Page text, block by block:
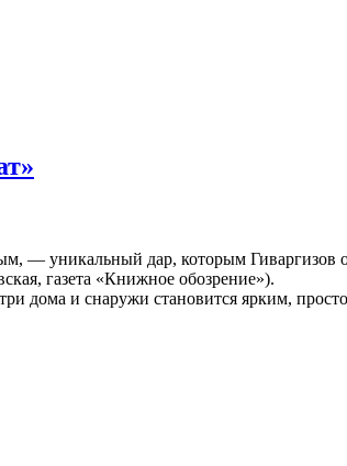
— уникальный дар, которым
газета «Книжное обозрение»).
дома и снаружи становится ярким,